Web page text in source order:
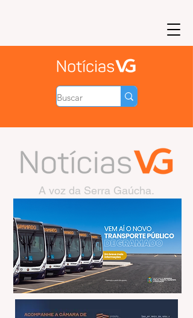
A voz da Serra Gaúcha.